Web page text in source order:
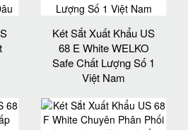
Két Sắt Xuất Khẩu US
68 E White WELKO
Safe Chất Lượng Số 1
Việt Nam